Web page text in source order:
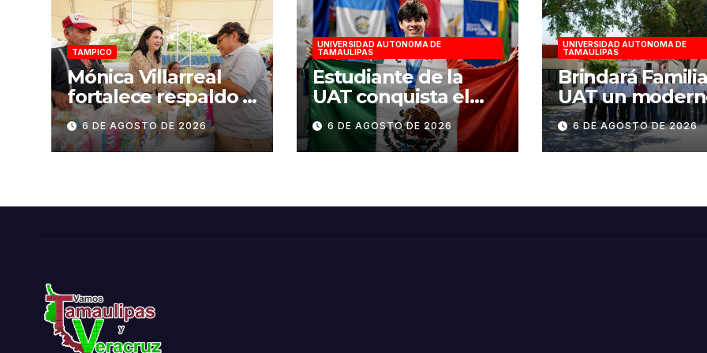
TAMPICO
Mónica Villarreal
fortalece respaldo a
pescadores de
Tampico durante
temporada de veda
6 DE AGOSTO DE 2026
UNIVERSIDAD AUTONOMA DE
TAMAULIPAS
Estudiante de la
UAT conquista el
oro en esgrima en
Santo Domingo
2026
6 DE AGOSTO DE 2026
UNIVERSIDAD AUTONOMA DE
TAMAULIPAS
Brindará Familia
UAT un
espacio con
humano en la
sede del
6 DE AGOSTO DE 2026